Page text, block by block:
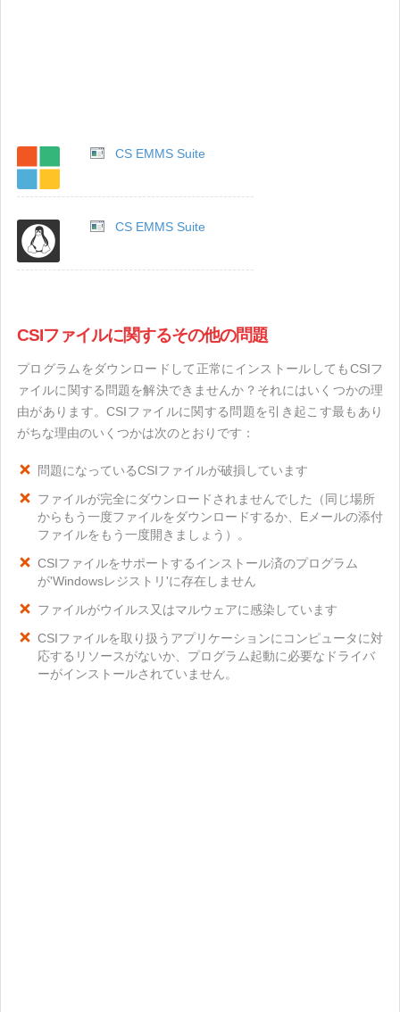
CS EMMS Suite
CS EMMS Suite
CSIファイルに関するその他の問題
プログラムをダウンロードして正常にインストールしてもCSIフ
ァイルに関する問題を解決できませんか？それにはいくつかの理
由があります。CSIファイルに関する問題を引き起こす最もあり
がちな理由のいくつかは次のとおりです：
問題になっているCSIファイルが破損しています
ファイルが完全にダウンロードされませんでした（同じ場所
からもう一度ファイルをダウンロードするか、Eメールの添付
ファイルをもう一度開きましょう）。
CSIファイルをサポートするインストール済のプログラム
が'Windowsレジストリ'に存在しません
ファイルがウイルス又はマルウェアに感染しています
CSIファイルを取り扱うアプリケーションにコンピュータに対
応するリソースがないか、プログラム起動に必要なドライバ
ーがインストールされていません。